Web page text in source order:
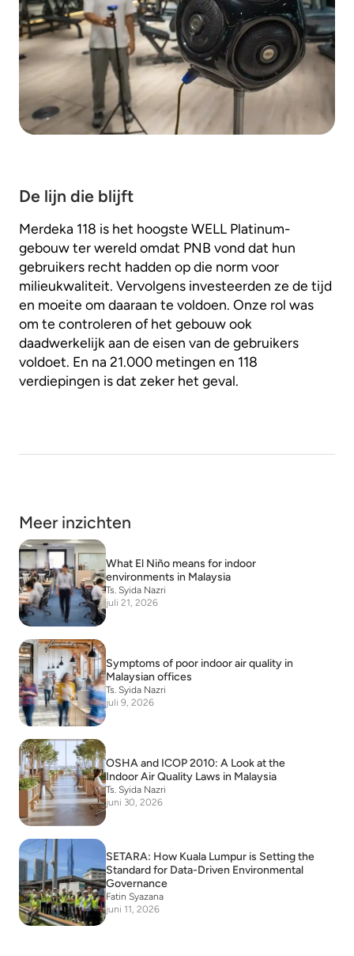
De lijn die blijft
Merdeka 118 is het hoogste WELL Platinum-
gebouw ter wereld omdat PNB vond dat hun
gebruikers recht hadden op die norm voor
milieukwaliteit. Vervolgens investeerden ze de tijd
en moeite om daaraan te voldoen. Onze rol was
om te controleren of het gebouw ook
daadwerkelijk aan de eisen van de gebruikers
voldoet. En na 21.000 metingen en 118
verdiepingen is dat zeker het geval.
Meer inzichten
What El Niño means for indoor
environments in Malaysia
Ts. Syida Nazri
juli 21, 2026
Symptoms of poor indoor air quality in
Malaysian offices
Ts. Syida Nazri
juli 9, 2026
OSHA and ICOP 2010: A Look at the
Indoor Air Quality Laws in Malaysia
Ts. Syida Nazri
juni 30, 2026
SETARA: How Kuala Lumpur is Setting the
Standard for Data-Driven Environmental
Governance
Fatin Syazana
juni 11, 2026